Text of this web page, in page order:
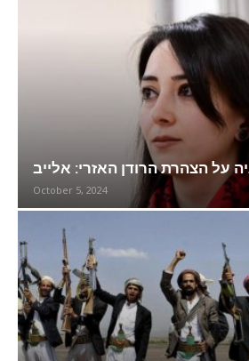
על הצהרת הרודן האזרי: אלייב
October 5, 2024